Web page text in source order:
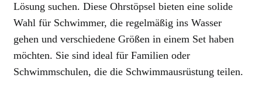
Lösung suchen. Diese Ohrstöpsel bieten eine solide
Wahl für Schwimmer, die regelmäßig ins Wasser
gehen und verschiedene Größen in einem Set haben
möchten. Sie sind ideal für Familien oder
Schwimmschulen, die die Schwimmausrüstung teilen.